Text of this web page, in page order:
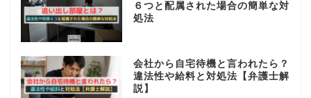
６つと配属された場合の簡単な対
処法
会社から自宅待機と言われたら？
違法性や給料と対処法【弁護士解
説】